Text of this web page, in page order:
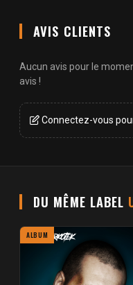
AVIS CLIENTS
Aucun avis pour le
avis !
Connectez-vous
DU MÊME LABEL
ALBUM